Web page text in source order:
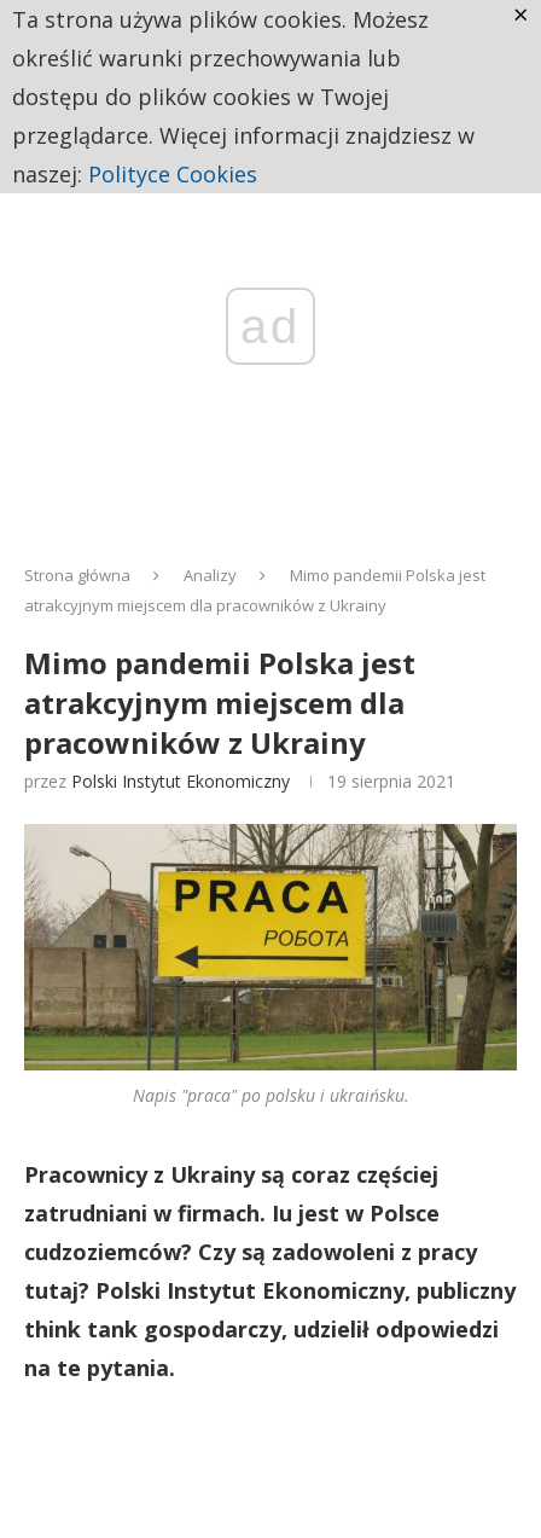
ad
Strona główna Analizy
Mimo pandemii Polska jest
atrakcyjnym miejscem dla pracowników z Ukrainy
Mimo pandemii Polska jest
atrakcyjnym miejscem dla
pracowników z Ukrainy
przez Polski Instytut Ekonomiczny 19 sierpnia 2021
Napis "praca" po polsku i ukraińsku.
Pracownicy z Ukrainy są coraz częściej
zatrudniani w firmach. Iu jest w Polsce
cudzoziemców? Czy są zadowoleni z pracy
tutaj? Polski Instytut Ekonomiczny, publiczny
think tank gospodarczy, udzielił odpowiedzi
na te pytania.
Ta strona używa plików cookies. Możesz
określić warunki przechowywania lub
dostępu do plików cookies w Twojej
przeglądarce. Więcej informacji znajdziesz w
naszej: Polityce Cookies
×